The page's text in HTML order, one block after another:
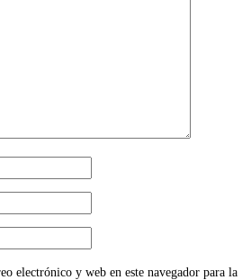
electrónico y web en este navegador para la